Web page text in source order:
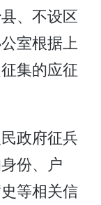
、不设区
室根据上
集的应征
政府征兵
份、户
等相关信